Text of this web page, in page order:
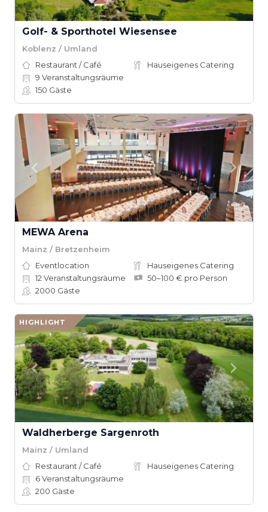
Golf- & Sporthotel Wiesensee
Koblenz / Umland
Restaurant / Café
Hauseigenes Catering
9 Veranstaltungsräume
150 Gäste
MEWA Arena
Mainz / Bretzenheim
Eventlocation
Hauseigenes Catering
12 Veranstaltungsräume
50–100 € pro Person
2000 Gäste
HIGHLIGHT
Waldherberge Sargenroth
Mainz / Umland
Restaurant / Café
Hauseigenes Catering
6Veranstaltungsräume
200 Gäste